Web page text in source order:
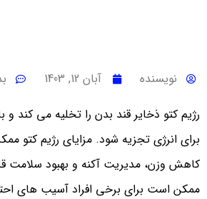
نویسنده آبان 12, 1403
رژیم کتو ذخایر قند بدن را تخلیه می کند
برای انرژی تجزیه شود. مزایای رژیم کتو
کاهش وزن، مدیریت آکنه و بهبود سلامت
ممکن است برای برخی افراد آسیب های